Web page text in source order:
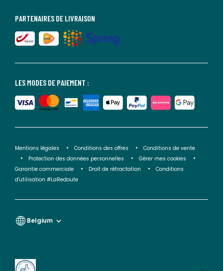
LES MODES DE PAIEMENT :
PARTENAIRES DE LIVRAISON
Mentions légales Conditions des offres
Conditions de vente
Protection des données personnelles
Gérer mes cookies
Garantie commerciale
Droit de rétractation
Conditions
d'utilisation #LaRedoute
Belgium